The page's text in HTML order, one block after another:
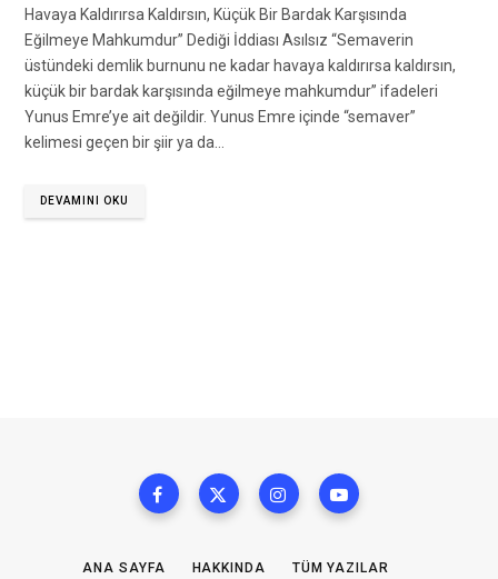
Havaya Kaldırırsa Kaldırsın, Küçük Bir Bardak Karşısında
Eğilmeye Mahkumdur” Dediği İddiası Asılsız “Semaverin
üstündeki demlik burnunu ne kadar havaya kaldırırsa kaldırsın,
küçük bir bardak karşısında eğilmeye mahkumdur” ifadeleri
Yunus Emre’ye ait değildir. Yunus Emre içinde “semaver”
kelimesi geçen bir şiir ya da…
DEVAMINI OKU
ANA SAYFA HAKKINDA TÜM YAZILAR